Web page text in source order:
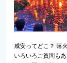
咸安ってどこ？ 落
いろいろご質問も